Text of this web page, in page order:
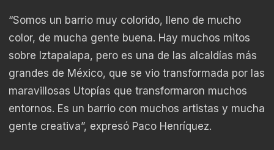
“Somos un barrio muy colorido, lleno de mucho
color, de mucha gente buena. Hay muchos mitos
sobre Iztapalapa, pero es una de las alcaldías más
grandes de México, que se vio transformada por las
maravillosas Utopías que transformaron muchos
entornos. Es un barrio con muchos artistas y mucha
gente creativa”, expresó Paco Henríquez.